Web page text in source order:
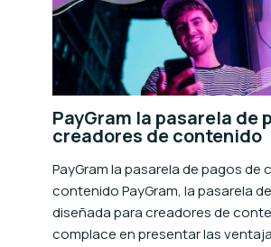
PayGram la pasarela de
creadores de contenido
PayGram la pasarela de pagos de
contenido PayGram, la pasarela
diseñada para creadores de
complace en presentar las